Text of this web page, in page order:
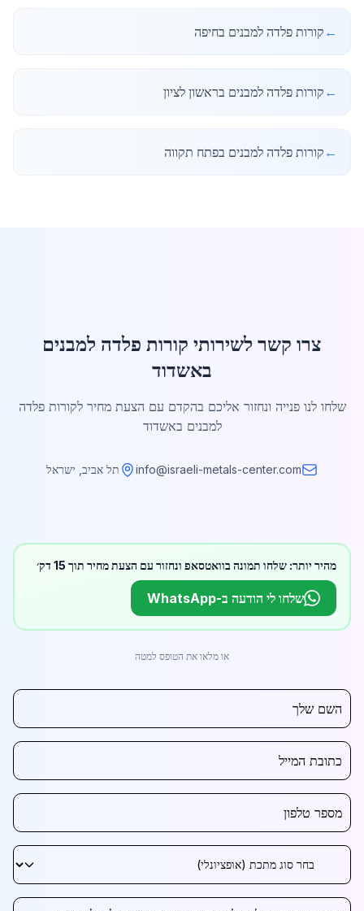
← קורות פלדה למבנים בחיפה
← קורות פלדה למבנים בראשון לציון
← קורות פלדה למבנים בפתח תקווה
צרו קשר לשירותי קורות פלדה למבנים
באשדוד
שלחו לנו פנייה ונחזור אליכם בהקדם עם הצעת מחיר לקורות פלדה
למבנים באשדוד
info@israeli-metals-center.com תל אביב, ישראל
מהיר יותר: שלחו תמונה בוואטסאפ ונחזור עם הצעת מחיר תוך 15 דק׳
שלחו לי הודעה ב-WhatsApp
או מלאו את הטופס למטה